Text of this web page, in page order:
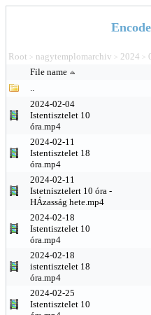
Root > nagytemplomarchiv > 2024 >
File name
..
2024-02-04
Istentisztelet 10
óra.mp4
2024-02-11
Istentisztelet 18
óra.mp4
2024-02-11
Istetnisztelert 10 óra -
HÁzasság hete.mp4
2024-02-18
Istentisztelet 10
óra.mp4
2024-02-18
istentisztelet 18
óra.mp4
2024-02-25
Istentisztelet 10